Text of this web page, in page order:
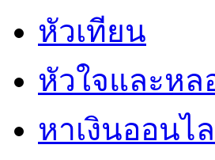
หัวเทียน
หัวใจและหล
หาเงินออนไ